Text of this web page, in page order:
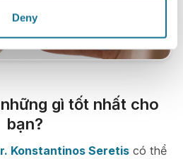
Deny
gì tốt nhất cho
bạn?
Konstantinos Seretis có thể